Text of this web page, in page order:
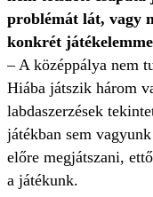
problémát lát, vagy
konkrét
– A középpálya nem
Hiába játszik három
labdaszerzések
játékban sem
előre megjátszani,
a játékunk.